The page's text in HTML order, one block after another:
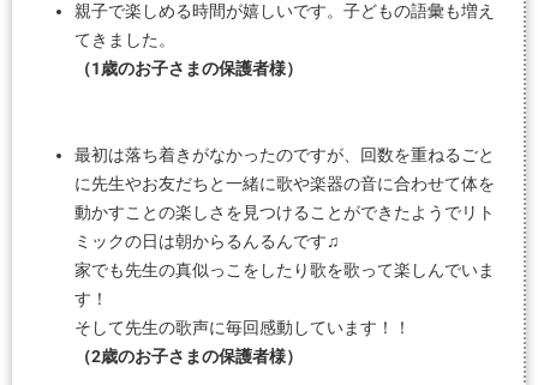
親子で楽しめる時間が嬉しいです。子どもの語彙も増え
てきました。
（1歳のお子さまの保護者様）
最初は落ち着きがなかったのですが、回数を重ねるごと
に先生やお友だちと一緒に歌や楽器の音に合わせて体を
動かすことの楽しさを見つけることができたようでリト
ミックの日は朝からるんるんです♫
家でも先生の真似っこをしたり歌を歌って楽しんでいま
す！
そして先生の歌声に毎回感動しています！！
（2歳のお子さまの保護者様）